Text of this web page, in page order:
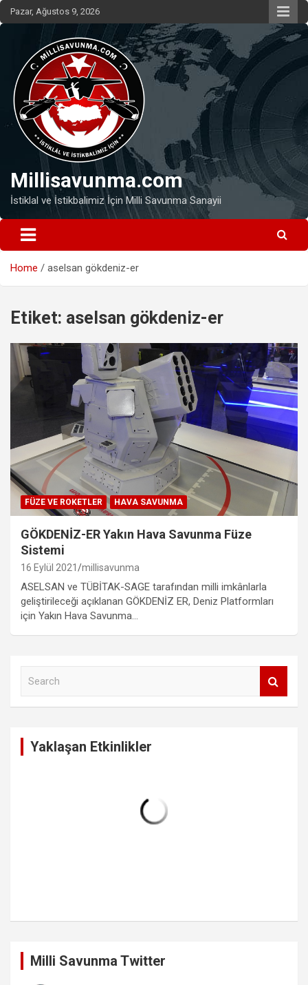
Skip
to
Pazar, Ağustos 9, 2026
Millisavunma.com
İstiklal ve İstikbalimiz İçin Milli Savunma Sanayii
Home aselsan gökdeniz-er
Etiket: aselsan gökdeniz-er
FÜZE VE ROKETLER HAVA SAVUNMA
GÖKDENİZ-ER Yakın Hava Savunma Füze
Sistemi
16 Eylül 2021 millisavunma
ASELSAN ve TÜBİTAK-SAGE tarafından milli imkânlarla
geliştirileceği açıklanan GÖKDENİZ ER, Deniz Platformları
için Yakın Hava Savunma…
Yaklaşan Etkinlikler
Milli Savunma Twitter